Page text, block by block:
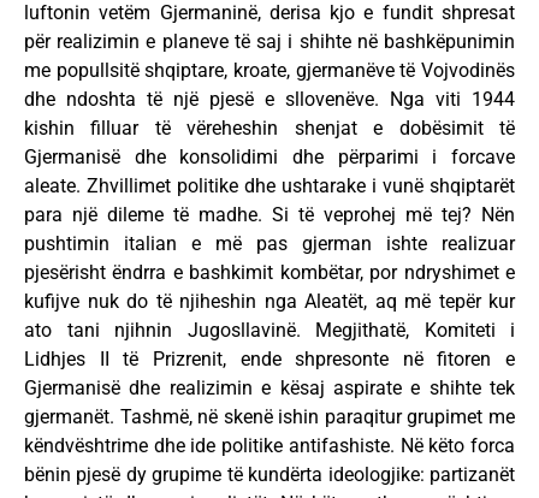
luftonin vetëm Gjermaninë, derisa kjo e fundit shpresat
për realizimin e planeve të saj i shihte në bashkëpunimin
me popullsitë shqiptare, kroate, gjermanëve të Vojvodinës
dhe ndoshta të një pjesë e sllovenëve. Nga viti 1944
kishin filluar të vëreheshin shenjat e dobësimit të
Gjermanisë dhe konsolidimi dhe përparimi i forcave
aleate. Zhvillimet politike dhe ushtarake i vunë shqiptarët
para një dileme të madhe. Si të veprohej më tej? Nën
pushtimin italian e më pas gjerman ishte realizuar
pjesërisht ëndrra e bashkimit kombëtar, por ndryshimet e
kufijve nuk do të njiheshin nga Aleatët, aq më tepër kur
ato tani njihnin Jugosllavinë. Megjithatë, Komiteti i
Lidhjes II të Prizrenit, ende shpresonte në fitoren e
Gjermanisë dhe realizimin e kësaj aspirate e shihte tek
gjermanët. Tashmë, në skenë ishin paraqitur grupimet me
këndvështrime dhe ide politike antifashiste. Në këto forca
bënin pjesë dy grupime të kundërta ideologjike: partizanët